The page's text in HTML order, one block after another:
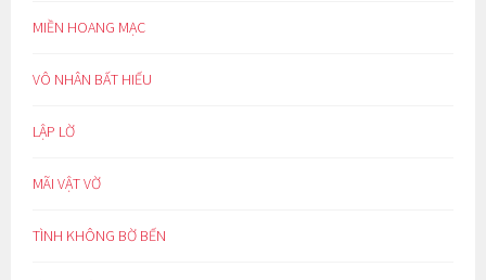
MIỀN HOANG MẠC
VÔ NHÂN BẤT HIẾU
LẬP LỜ
MÃI VẬT VỜ
TÌNH KHÔNG BỜ BẾN